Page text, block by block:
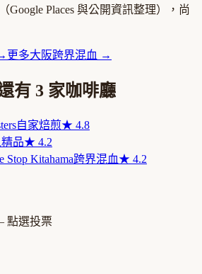
Google Places 與公開資訊整理），尚
更多大阪跨界混血 →
有 3 家咖啡廳
自家焙煎★ 4.8
品★ 4.2
Stop Kitahama跨界混血★ 4.2
點選投票